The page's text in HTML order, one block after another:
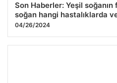
Son Haberler: Yeşil
soğan hangi hastalıklarda
04/26/2024